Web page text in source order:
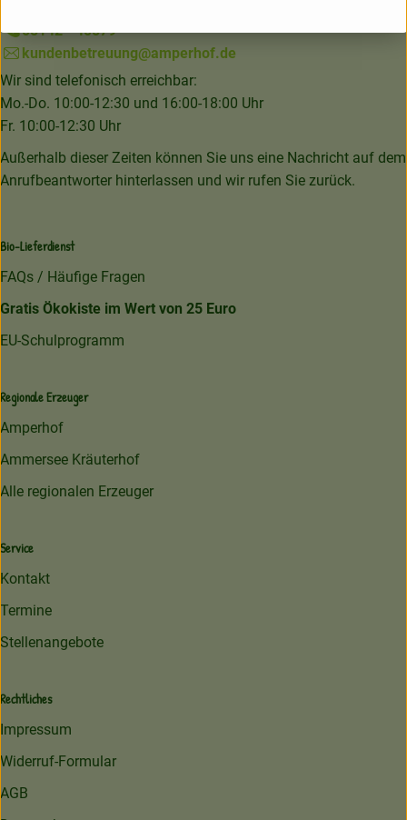
08142 - 40879
kundenbetreuung@amperhof.de
Wir sind telefonisch erreichbar:
Mo.-Do. 10:00-12:30 und 16:00-18:00 Uhr
Fr. 10:00-12:30 Uhr
Außerhalb dieser Zeiten können Sie uns eine Nachricht auf dem
Anrufbeantworter hinterlassen und wir rufen Sie zurück.
Bio-Lieferdienst
FAQs / Häufige Fragen
Gratis Ökokiste im Wert von 25 Euro
EU-Schulprogramm
Regionale Erzeuger
Amperhof
Ammersee Kräuterhof
Alle regionalen Erzeuger
Service
Kontakt
Termine
Stellenangebote
Rechtliches
Impressum
Widerruf-Formular
AGB